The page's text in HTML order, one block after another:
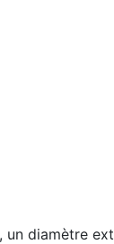
diamètre